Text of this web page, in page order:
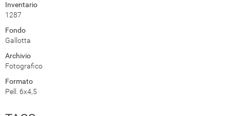
Inventario
1287
Fondo
Gallotta
Archivio
Fotografico
Formato
Pell. 6x4,5